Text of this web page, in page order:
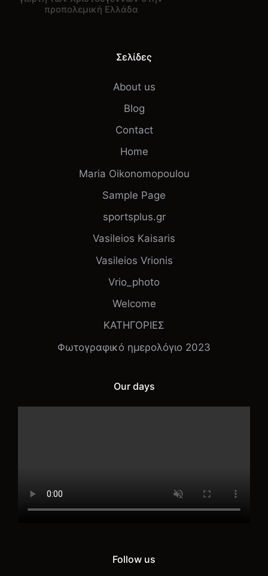
προπολεμική Ελλάδα
Σελίδες
About us
Blog
Contact
Home
Maria Oikonomopoulou
Sample Page
sportsplus.gr
Vasileios Kaisaris
Vasileios Vrionis
Vrio_photo
Welcome
ΚΑΤΗΓΟΡΙΕΣ
Φωτογραφικό ημερολόγιο 2023
Our days
Follow us